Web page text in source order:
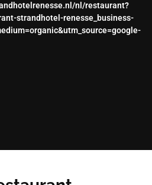
nl/restaurant?
strandhotel-renesse_business-